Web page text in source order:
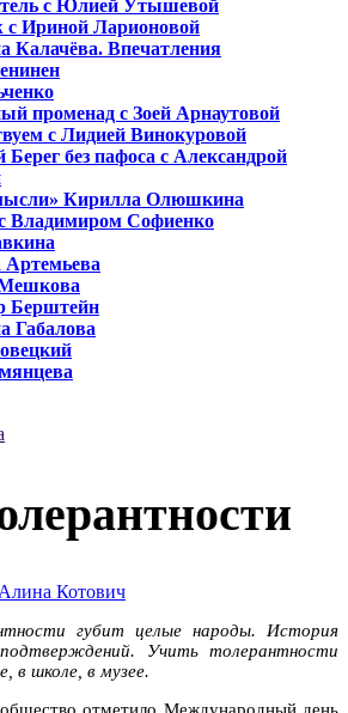
с Юлией Утышевой
с Ириной Ларионовой
Калачёва. Впечатления
променад с Зоей Арнаутовой
с Лидией Винокуровой
без пафоса с Александрой
Кирилла Олюшкина
с Владимиром Софиенко
Артемьева
Берштейн
Габалова
Алина Котович
губит целые народы. История
Учить толерантности
в школе, в музее.